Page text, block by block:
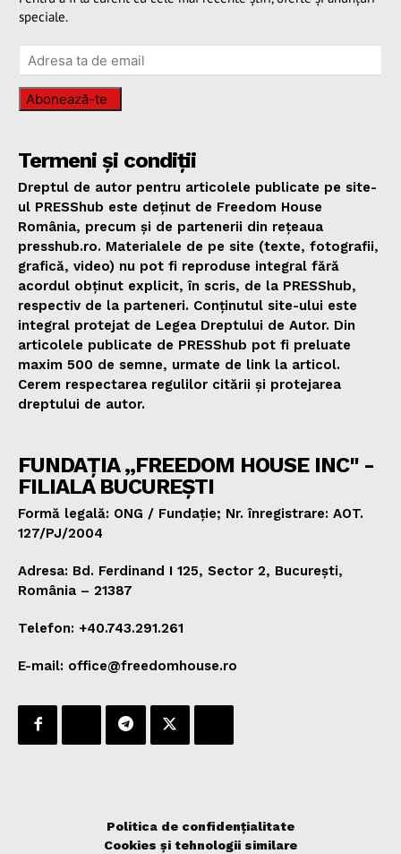
speciale.
Abonează-te
Termeni și condiții
Dreptul de autor pentru articolele publicate pe site-
ul PRESShub este deținut de Freedom House
România, precum și de partenerii din rețeaua
presshub.ro. Materialele de pe site (texte, fotografii,
grafică, video) nu pot fi reproduse integral fără
acordul obținut explicit, în scris, de la PRESShub,
respectiv de la parteneri. Conținutul site-ului este
integral protejat de Legea Dreptului de Autor. Din
articolele publicate de PRESShub pot fi preluate
maxim 500 de semne, urmate de link la articol.
Cerem respectarea regulilor citării și protejarea
dreptului de autor.
FUNDAȚIA „FREEDOM HOUSE INC" -
FILIALA BUCUREȘTI
Formă legală: ONG / Fundație; Nr. înregistrare: AOT.
127/PJ/2004
Adresa: Bd. Ferdinand I 125, Sector 2, București,
România – 21387
Telefon: +40.743.291.261
E-mail: office@freedomhouse.ro
Politica de confidențialitate
Cookies și tehnologii similare